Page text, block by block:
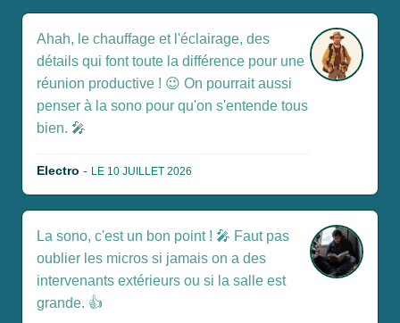
Ahah, le chauffage et l'éclairage, des
détails qui font toute la différence pour une
réunion productive ! 😉 On pourrait aussi
penser à la sono pour qu'on s'entende tous
bien. 🎤
Electro - LE 10 JUILLET 2026
La sono, c'est un bon point ! 🎤 Faut pas
oublier les micros si jamais on a des
intervenants extérieurs ou si la salle est
grande. 👍